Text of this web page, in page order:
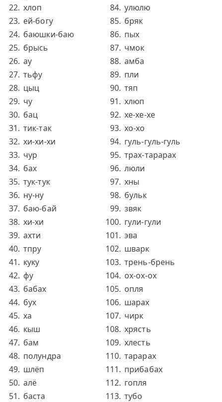
хлоп
ей-богу
баюшки-баю
брысь
ау
тьфу
цыц
чу
бац
тик-так
хи-хи-хи
чур
бах
тук-тук
ну-ну
баю-бай
хи-хи
ахти
тпру
куку
фу
бабах
бух
ха
кыш
бам
полундра
шлёп
алё
баста
улюлю
бряк
пых
чмок
амба
пли
тяп
хлюп
хе-хе-хе
хо-хо
гуль-гуль-гуль
трах-тарарах
люли
хны
бульк
звяк
гули-гули
эва
шварк
трень-брень
ох-ох-ох
опля
шарах
чирк
хрясть
хлесть
тарарах
прибабах
гопля
тубо